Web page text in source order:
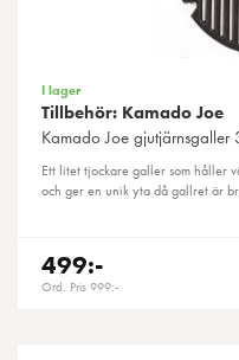
I lager
Tillbehör: Kamado Joe
Kamado Joe gjutjärnsgaller
Ett litet tjockare galler som håller
och ger en unik yta då gallret är
499:-
Ord. Pris 999:-